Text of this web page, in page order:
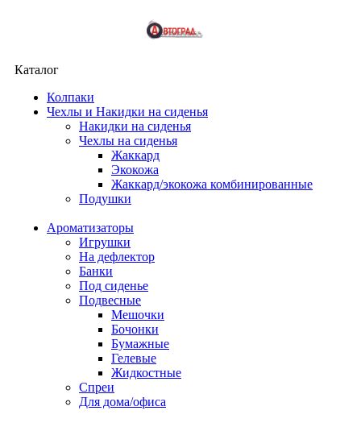
Каталог
Колпаки
Чехлы и Накидки на сиденья
Накидки на сиденья
Чехлы на сиденья
Жаккард
Экокожа
Жаккард/экокожа комбинированные
Подушки
Ароматизаторы
Игрушки
На дефлектор
Банки
Под сиденье
Подвесные
Мешочки
Бочонки
Бумажные
Гелевые
Жидкостные
Спреи
Для дома/офиса